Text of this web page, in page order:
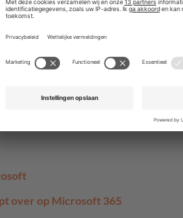
frameworkafspraken met
aanpak: niet abrupt stoppen
alternatieven. ‘De keuzes die we nu
decennia.’
het verhaal. De volledige versie is
over op Microsoft 365